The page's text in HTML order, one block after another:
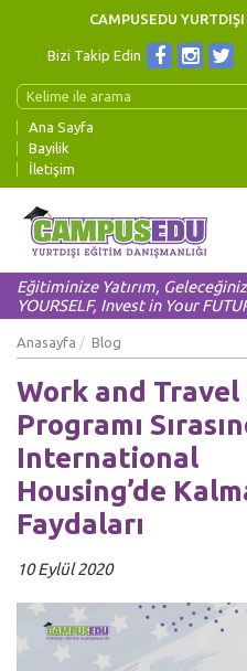
CAMPUSEDU
Bizi Takip Edin
Ana Sayfa
Bayilik
İletişim
Eğitiminize Yatırım,
YOURSELF, Invest in Your
Anasayfa Blog
Work and Travel
Programı
International
Housing’de
Faydaları
10 Eylül 2020